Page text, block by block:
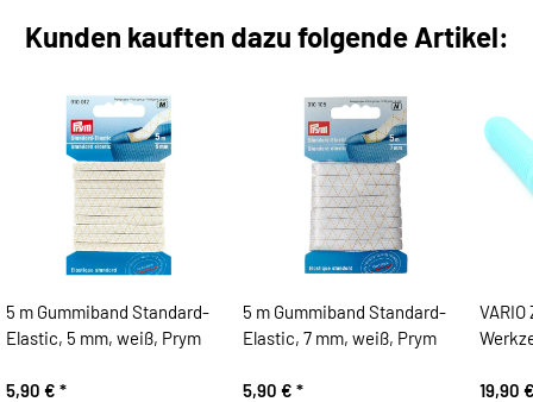
Kunden kauften dazu folgende Artikel:
5 m Gummiband Standard-
Elastic, 5 mm, weiß, Prym
5,90 € *
5 m Gummiband Standard-
Elastic, 7 mm, weiß, Prym
5,90 € * 19,90